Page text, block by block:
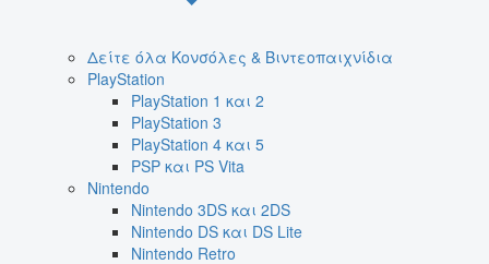
Δείτε όλα Κονσόλες & Βιντεοπαιχνίδια
PlayStation
PlayStation 1 και 2
PlayStation 3
PlayStation 4 και 5
PSP και PS Vita
Nintendo
Nintendo 3DS και 2DS
Nintendo DS και DS Lite
Nintendo Retro